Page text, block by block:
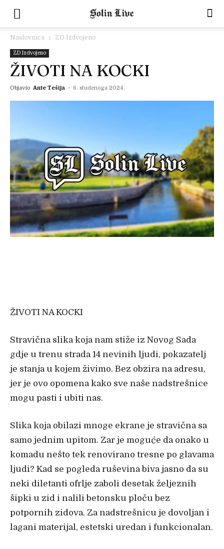
Naslovnica ZD Izdvojeno
ZD Izdvojeno
ŽIVOTI NA KOCKI
Objavio Ante Tešija - 6. studenoga 2024.
ŽIVOTI NA KOCKI
Stravična slika koja nam stiže iz Novog Sada
gdje u trenu strada 14 nevinih ljudi, pokazatelj
je stanja u kojem živimo. Bez obzira na adresu,
jer je ovo opomena kako sve naše nadstrešnice
mogu pasti i ubiti nas.
Slika koja obilazi mnoge ekrane je stravična sa
samo jednim upitom. Zar je moguće da onako u
komadu nešto tek renovirano tresne po glavama
ljudi? Kad se pogleda ruševina biva jasno da su
neki diletanti ofrlje zaboli desetak željeznih
šipki u zid i nalili betonsku ploču bez
potpornih zidova. Za nadstrešnicu je dovoljan i
lagani materijal, estetski uredan i funkcionalan.